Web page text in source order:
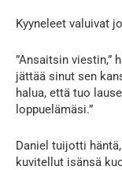
Kyyneleet valuivat
”Ansaitsin viestin,”
jättää sinut sen
halua, että tuo
loppuelämäsi.”
Daniel tuijotti
kuvitellut isänsä